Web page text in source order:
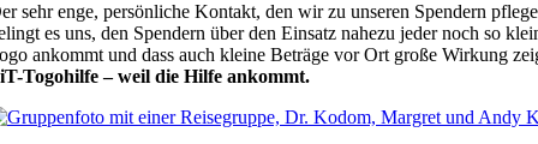
sehr enge, persönliche Kontakt, den wir zu unseren Spendern
es uns, den Spendern über den Einsatz nahezu jeder noch so
ankommt und dass auch kleine Beträge vor Ort große Wirkung
Togohilfe – weil die Hilfe ankommt.